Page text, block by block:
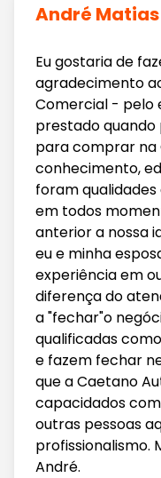
André Matias
Eu gostaria de
agradecimento
Comercial - pelo
prestado
para comprar na
conhecimento,
foram
em todos
anterior a nossa
eu e minha
experiência em
diferença do
a "fechar"o
qualificadas
e fazem fechar
que a Caetano
capacidados
outras pessoas
profissionalismo.
André.